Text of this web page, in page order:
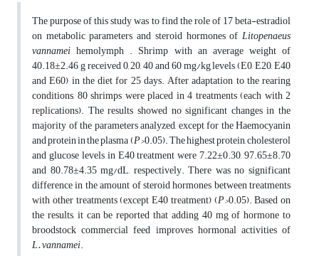
The purpose of this study was to find the role of 17 beta-estradiol
on metabolic parameters and steroid hormones of Litopenaeus
vannamei hemolymph . Shrimp with an average weight of
40.18±2.46 g received 0, 20, 40 and 60 mg/kg levels (E0, E20, E40
and E60) in the diet for 25 days. After adaptation to the rearing
conditions, 80 shrimps were placed in 4 treatments (each with 2
replications). The results showed no significant changes in the
majority of the parameters analyzed, except for the Haemocyanin
and protein in the plasma (P>0.05). The highest protein, cholesterol
and glucose levels in E40 treatment were 7.22±0.30, 97.65±8.70
and 80.78±4.35 mg/dL, respectively. There was no significant
difference in the amount of steroid hormones between treatments
with other treatments (except E40 treatment) (P>0.05). Based on
the results, it can be reported that adding 40 mg of hormone to
broodstock commercial feed improves hormonal activities of
L.vannamei.